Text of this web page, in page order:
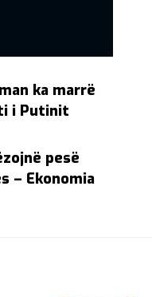
ka marrë
i Putinit
pesë
– Ekonomia